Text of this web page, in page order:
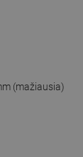
(mažiausia)